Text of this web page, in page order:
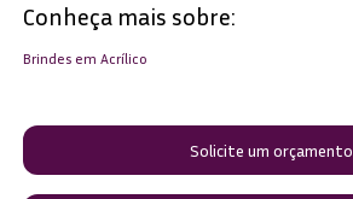
Conheça mais sobre:
Brindes em Acrílico
Solicite um orçamento